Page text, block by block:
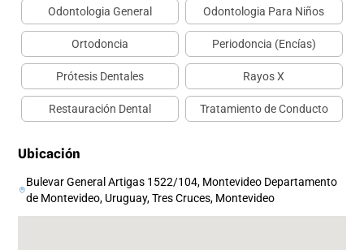
Odontologia General Odontologia Para Niños
Ortodoncia Periodoncia (Encías)
Prótesis Dentales Rayos X
Restauración Dental Tratamiento de Conducto
Ubicación
Bulevar General Artigas 1522/104, Montevideo Departamento
de Montevideo, Uruguay, Tres Cruces, Montevideo